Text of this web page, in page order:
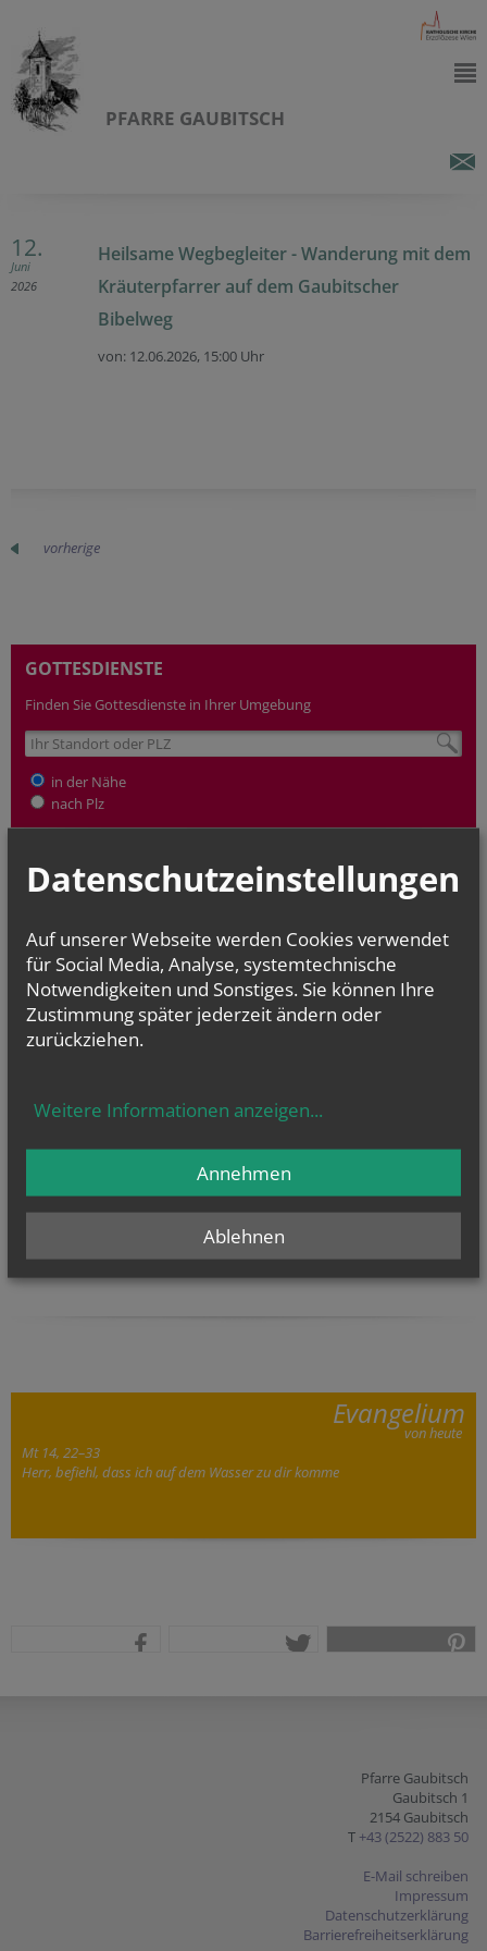
PFARRE GAUBITSCH
12.
Juni
2026
Heilsame Wegbegleiter - Wanderung mit dem
Kräuterpfarrer auf dem Gaubitscher
Bibelweg
von: 12.06.2026, 15:00 Uhr
vorherige
GOTTESDIENSTE
Finden Sie Gottesdienste in Ihrer Umgebung
in der Nähe
nach Plz
TERMINE
Zwergerl-Treff im Pfarrhof Gaubitsch
Fr.., 14. August 2026 18:00
Binden der Kräutersträußchen
NAMENSTAGE
Evangelium
von heute
Mt 14, 22–33
Herr, befiehl, dass ich auf dem Wasser zu dir komme
Pfarre Gaubitsch
Gaubitsch 1
2154 Gaubitsch
T +43 (2522) 883 50
E-Mail schreiben
Impressum
Datenschutzerklärung
Barrierefreiheitserklärung
Datenschutzeinstellungen
Auf unserer Webseite werden Cookies verwendet
für Social Media, Analyse, systemtechnische
Notwendigkeiten und Sonstiges. Sie können Ihre
Zustimmung später jederzeit ändern oder
zurückziehen.
Weitere Informationen anzeigen...
Ablehnen
Annehmen